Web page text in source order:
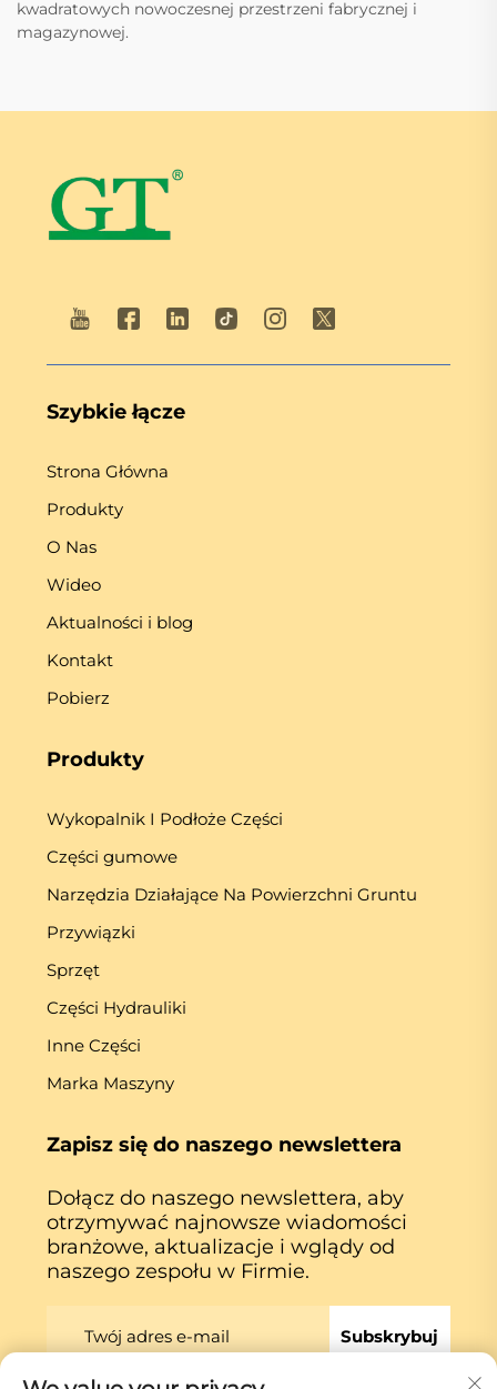
kwadratowych nowoczesnej przestrzeni fabrycznej i
magazynowej.
Szybkie łącze
Strona Główna
Produkty
O Nas
Wideo
Aktualności i blog
Kontakt
Pobierz
Produkty
Wykopalnik I Podłoże Części
Części gumowe
Narzędzia Działające Na Powierzchni Gruntu
Przywiązki
Sprzęt
Części Hydrauliki
Inne Części
Marka Maszyny
Zapisz się do naszego newslettera
Dołącz do naszego newslettera, aby
otrzymywać najnowsze wiadomości
branżowe, aktualizacje i wglądy od
naszego zespołu w Firmie.
Subskrybuj